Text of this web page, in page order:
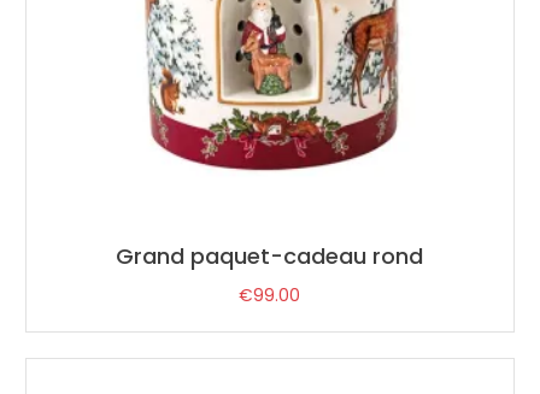
Grand paquet-cadeau rond
€99.00